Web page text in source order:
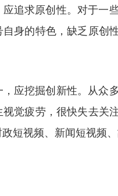
应追求原创性。对于
身的特色，缺乏原创
，应挖掘创新性。从
觉疲劳，很快失去关
短视频、新闻短视频